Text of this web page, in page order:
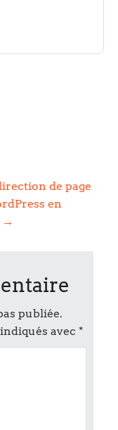
de page
en
→
publiée.
avec *